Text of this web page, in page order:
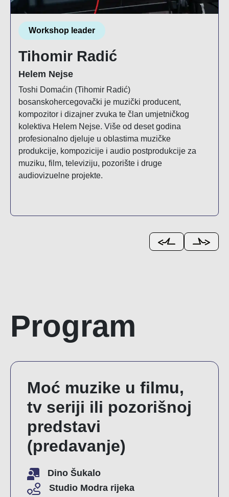
Workshop leader
Tihomir Radić
Helem Nejse
Toshi Domaćin (Tihomir Radić)
bosanskohercegovački je muzički producent,
kompozitor i dizajner zvuka te član umjetničkog
kolektiva Helem Nejse. Više od deset godina
profesionalno djeluje u oblastima muzičke
produkcije, kompozicije i audio postprodukcije za
muziku, film, televiziju, pozorište i druge
audiovizuelne projekte.
Program
Moć muzike u filmu,
tv seriji ili pozorišnoj
predstavi
(predavanje)
Dino Šukalo
Studio Modra rijeka